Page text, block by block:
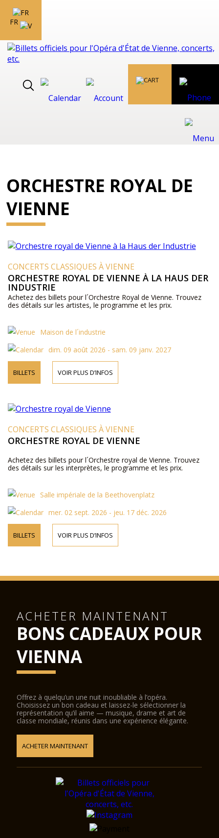
FR
ORCHESTRE ROYAL DE
VIENNE
CONCERTS CLASSIQUES À VIENNE
ORCHESTRE ROYAL DE VIENNE À LA HAUS DER
INDUSTRIE
Achetez des billets pour l´Orchestre Royal de Vienne. Trouvez
des détails sur les artistes, le programme et les prix.
Maison de l´industrie
dim. 09 août 2026 - sam. 09 janv. 2027
BILLETS VOIR PLUS D’INFOS
CONCERTS CLASSIQUES À VIENNE
ORCHESTRE ROYAL DE VIENNE
Achetez des billets pour l´Orchestre royal de Vienne. Trouvez
des détails sur les interprètes, le programme et les prix.
Salle impériale de la Beethovenplatz
mer. 02 sept. 2026 - jeu. 17 déc. 2026
BILLETS VOIR PLUS D’INFOS
ACHETER MAINTENANT
BONS CADEAUX POUR
VIENNA
Offrez à quelqu’un une nuit inoubliable à l’opéra.
Choisissez un bon cadeau et laissez-le sélectionner la
représentation qu’il aime — musique, drame et art de
classe mondiale, réunis dans une expérience élégante.
ACHETER MAINTENANT